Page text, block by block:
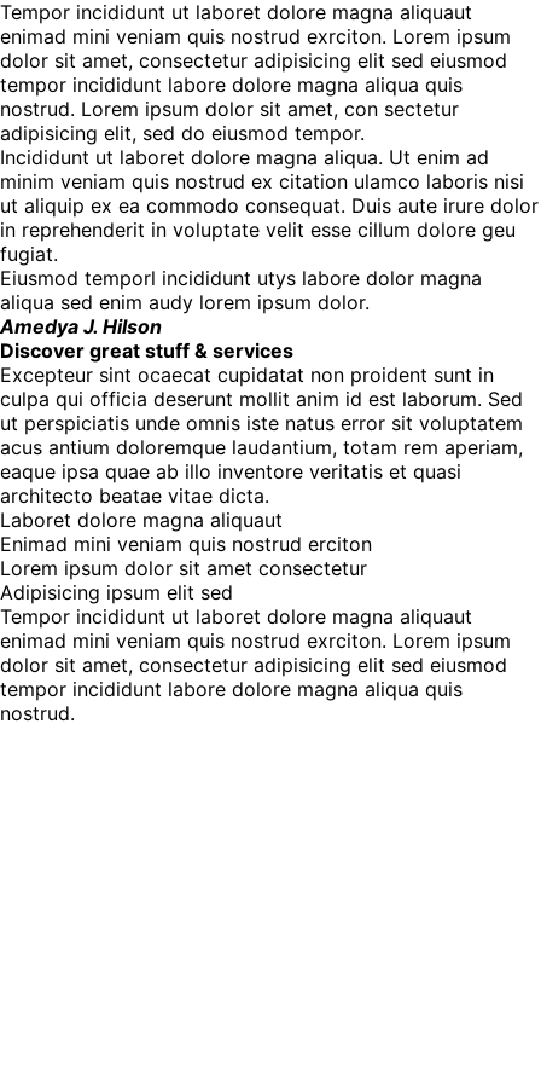
Tempor incididunt ut laboret dolore magna aliquaut
enimad mini veniam quis nostrud exrciton. Lorem ipsum
dolor sit amet, consectetur adipisicing elit sed eiusmod
tempor incididunt labore dolore magna aliqua quis
nostrud. Lorem ipsum dolor sit amet, con sectetur
adipisicing elit, sed do eiusmod tempor.
Incididunt ut laboret dolore magna aliqua. Ut enim ad
minim veniam quis nostrud ex citation ulamco laboris nisi
ut aliquip ex ea commodo consequat. Duis aute irure dolor
in reprehenderit in voluptate velit esse cillum dolore geu
fugiat.
Eiusmod temporl incididunt utys labore dolor magna
aliqua sed enim audy lorem ipsum dolor.
Amedya J. Hilson
Discover great stuff & services
Excepteur sint ocaecat cupidatat non proident sunt in
culpa qui officia deserunt mollit anim id est laborum. Sed
ut perspiciatis unde omnis iste natus error sit voluptatem
acus antium doloremque laudantium, totam rem aperiam,
eaque ipsa quae ab illo inventore veritatis et quasi
architecto beatae vitae dicta.
Laboret dolore magna aliquaut
Enimad mini veniam quis nostrud erciton
Lorem ipsum dolor sit amet consectetur
Adipisicing ipsum elit sed
Tempor incididunt ut laboret dolore magna aliquaut
enimad mini veniam quis nostrud exrciton. Lorem ipsum
dolor sit amet, consectetur adipisicing elit sed eiusmod
tempor incididunt labore dolore magna aliqua quis
nostrud.